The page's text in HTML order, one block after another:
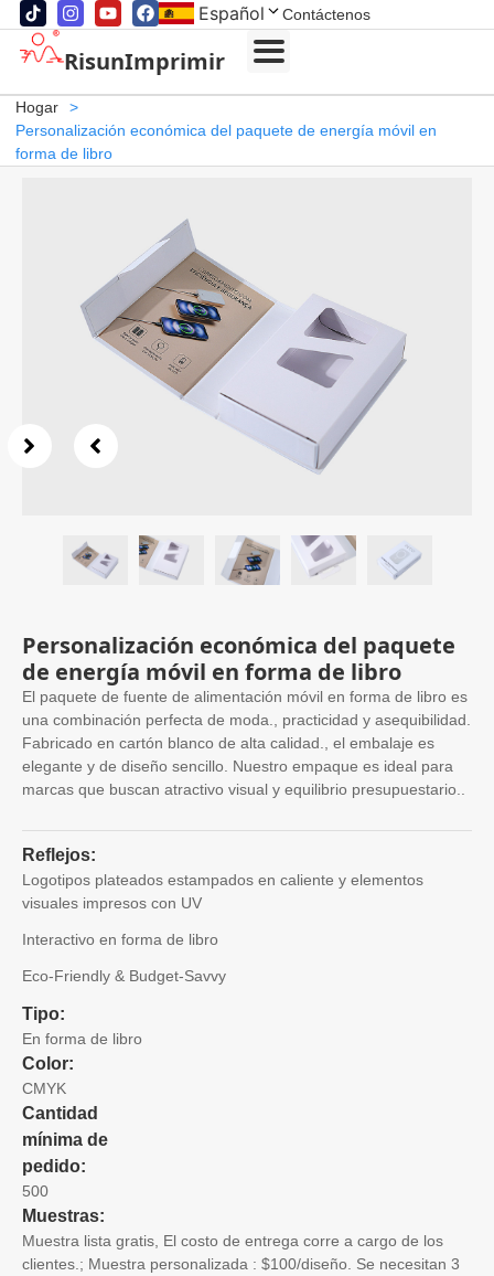
Español Contáctenos
RisunImprimir
Hogar
>
Personalización económica del paquete de energía móvil en
forma de libro
Personalización económica del paquete
de energía móvil en forma de libro
El paquete de fuente de alimentación móvil en forma de libro es
una combinación perfecta de moda., practicidad y asequibilidad.
Fabricado en cartón blanco de alta calidad., el embalaje es
elegante y de diseño sencillo. Nuestro empaque es ideal para
marcas que buscan atractivo visual y equilibrio presupuestario..
Reflejos:
Logotipos plateados estampados en caliente y elementos
visuales impresos con UV
Interactivo en forma de libro
Eco-Friendly & Budget-Savvy
Tipo:
En forma de libro
Color:
CMYK
Cantidad
mínima de
pedido:
500
Muestras:
Muestra lista gratis, El costo de entrega corre a cargo de los
clientes.; Muestra personalizada : $100/diseño. Se necesitan 3